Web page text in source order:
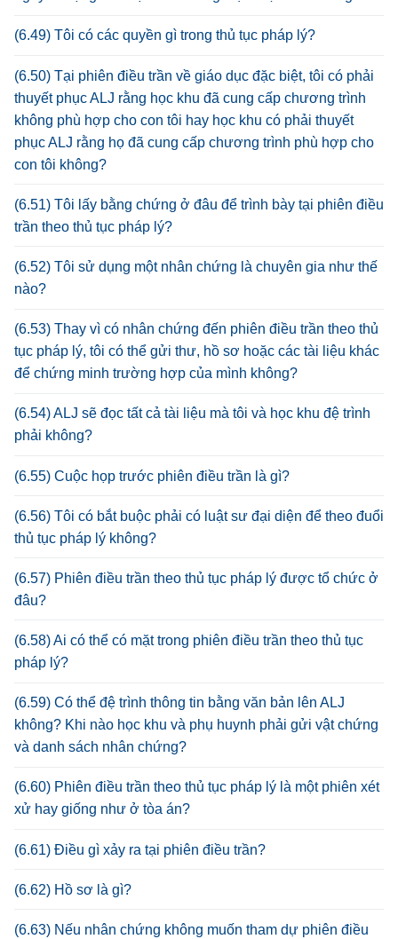
(6.49) Tôi có các quyền gì trong thủ tục pháp lý?
(6.50) Tại phiên điều trần về giáo dục đặc biệt, tôi có phải
thuyết phục ALJ rằng học khu đã cung cấp chương trình
không phù hợp cho con tôi hay học khu có phải thuyết
phục ALJ rằng họ đã cung cấp chương trình phù hợp cho
con tôi không?
(6.51) Tôi lấy bằng chứng ở đâu để trình bày tại phiên điều
trần theo thủ tục pháp lý?
(6.52) Tôi sử dụng một nhân chứng là chuyên gia như thế
nào?
(6.53) Thay vì có nhân chứng đến phiên điều trần theo thủ
tục pháp lý, tôi có thể gửi thư, hồ sơ hoặc các tài liệu khác
để chứng minh trường hợp của mình không?
(6.54) ALJ sẽ đọc tất cả tài liệu mà tôi và học khu đệ trình
phải không?
(6.55) Cuộc họp trước phiên điều trần là gì?
(6.56) Tôi có bắt buộc phải có luật sư đại diện để theo đuổi
thủ tục pháp lý không?
(6.57) Phiên điều trần theo thủ tục pháp lý được tổ chức ở
đâu?
(6.58) Ai có thể có mặt trong phiên điều trần theo thủ tục
pháp lý?
(6.59) Có thể đệ trình thông tin bằng văn bản lên ALJ
không? Khi nào học khu và phụ huynh phải gửi vật chứng
và danh sách nhân chứng?
(6.60) Phiên điều trần theo thủ tục pháp lý là một phiên xét
xử hay giống như ở tòa án?
(6.61) Điều gì xảy ra tại phiên điều trần?
(6.62) Hồ sơ là gì?
(6.63) Nếu nhân chứng không muốn tham dự phiên điều